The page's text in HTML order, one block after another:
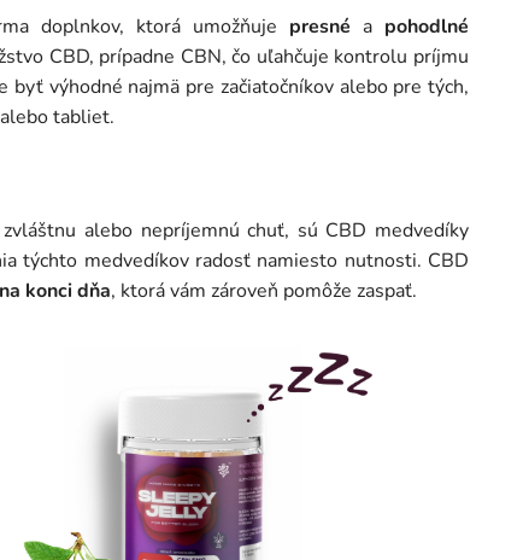
doplnkov, ktorá umožňuje presné a pohodlné
CBD, prípadne CBN, čo uľahčuje kontrolu príjmu
byť výhodné najmä pre začiatočníkov alebo pre tých,
tabliet.
alebo nepríjemnú chuť, sú CBD medvedíky
týchto medvedíkov radosť namiesto nutnosti. CBD
konci dňa, ktorá vám zároveň pomôže zaspať.